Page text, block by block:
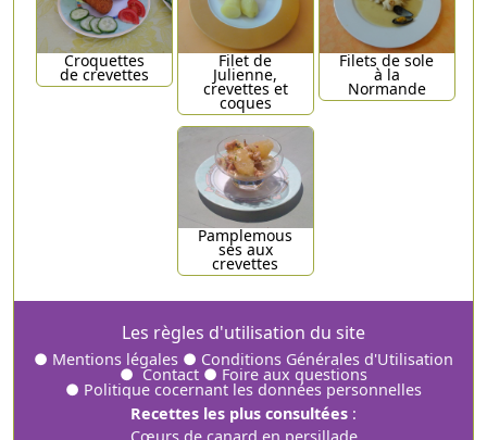
Croquettes
de crevettes
Filet de
Julienne,
crevettes et
coques
Filets de sole
à la
Normande
Pamplemous
ses aux
crevettes
Les règles d'utilisation du site
● Mentions légales ● Conditions Générales d'Utilisation
● Contact ● Foire aux questions
● Politique cocernant les données personnelles
Recettes les plus consultées :